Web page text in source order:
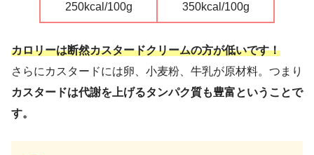
250kcal/100g 350kcal/100g
カロリーは断然カスタードクリームの方が低いです！
さらにカスタードには卵、小麦粉、牛乳が原材料。つまり
カスタードは代謝を上げるタンパク質も豊富ということで
す。